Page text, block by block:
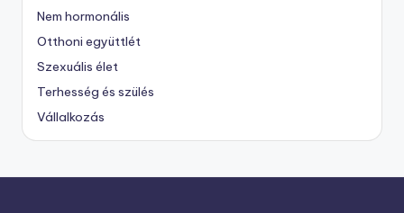
Nem hormonális
Otthoni együttlét
Szexuális élet
Terhesség és szülés
Vállalkozás